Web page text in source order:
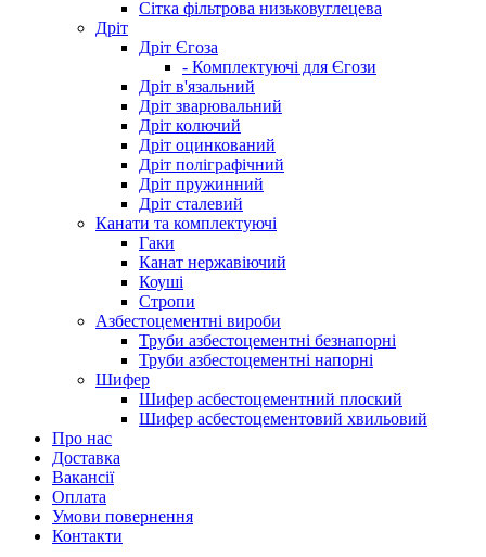
Сітка фільтрова низьковуглецева
Дріт
Дріт Єгоза
- Комплектуючі для Єгози
Дріт в'язальний
Дріт зварювальний
Дріт колючий
Дріт оцинкований
Дріт поліграфічний
Дріт пружинний
Дріт сталевий
Канати та комплектуючі
Гаки
Канат нержавіючий
Коуші
Стропи
Азбестоцементні вироби
Труби азбестоцементні безнапорні
Труби азбестоцементні напорні
Шифер
Шифер асбестоцементний плоский
Шифер асбестоцементовий хвильовий
Про нас
Доставка
Вакансії
Оплата
Умови повернення
Контакти